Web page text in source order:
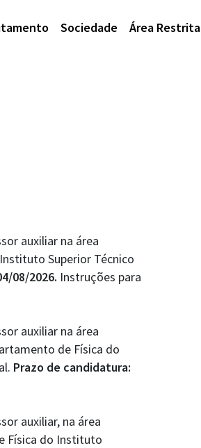
Sociedade Área Restrita
auxiliar na área
Superior Técnico
08/2026. Instruções para
auxiliar na área
de Física do
Prazo de candidatura:
auxiliar, na área
Física do Instituto